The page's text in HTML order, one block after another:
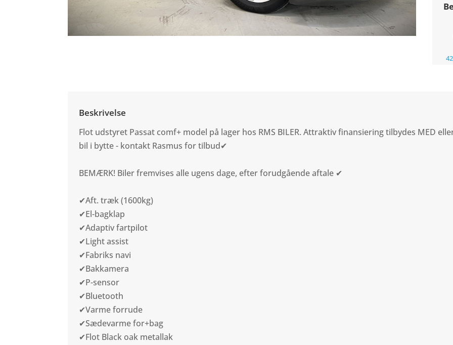
Beskrivelse
Flot udstyret Passat comf+ model på lager hos RMS BILER. Attraktiv finansiering tilbydes MED
bil i bytte - kontakt Rasmus for tilbud✔
BEMÆRK! Biler fremvises alle ugens dage, efter forudgående aftale ✔
✔Aft. træk (1600kg)
✔El-bagklap
✔Adaptiv fartpilot
✔Light assist
✔Fabriks navi
✔Bakkamera
✔P-sensor
✔Bluetooth
✔Varme forrude
✔Sædevarme for+bag
✔Flot Black oak metallak